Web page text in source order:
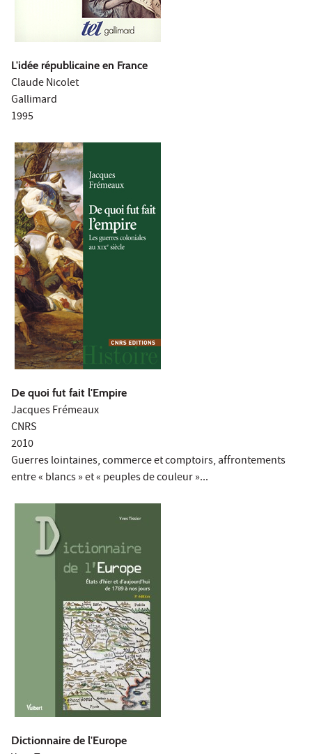
L'idée républicaine en France
Claude Nicolet
Gallimard
1995
De quoi fut fait l'Empire
Jacques Frémeaux
CNRS
2010
Guerres lointaines, commerce et comptoirs, affrontements
entre « blancs » et « peuples de couleur »...
Dictionnaire de l'Europe